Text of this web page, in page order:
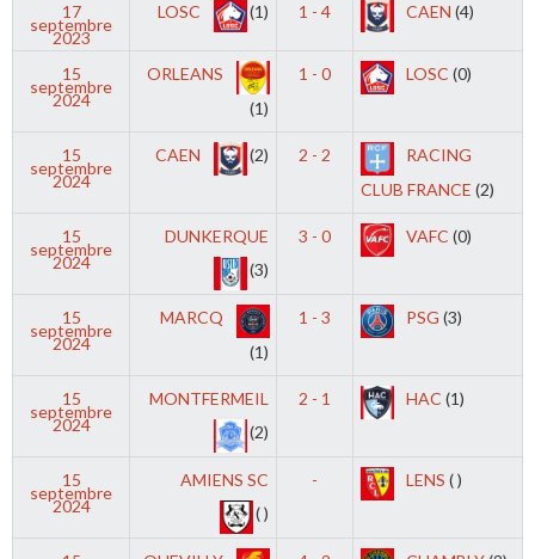
17
septembre
2023
LOSC (1) 1 - 4 CAEN (4)
15
septembre
2024
ORLEANS
(1)
1 - 0 LOSC (0)
15
septembre
2024
CAEN (2) 2 - 2
RACING
CLUB FRANCE (2)
15
septembre
2024
DUNKERQUE
(3)
3 - 0 VAFC (0)
15
septembre
2024
MARCQ
(1)
1 - 3 PSG (3)
15
septembre
2024
MONTFERMEIL
(2)
2 - 1 HAC (1)
15
septembre
2024
AMIENS SC
( )
- LENS ( )